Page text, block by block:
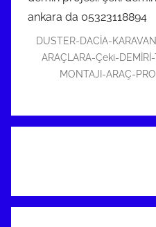
DUSTER-DACİA-
ARAÇLARA-Çeki-
MONTAJI-ARAÇ-